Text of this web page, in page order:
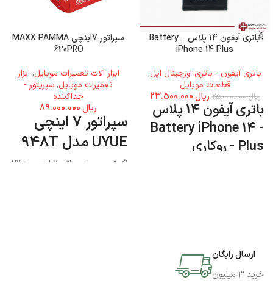
باتری آیفون 14 پلاس – Battery
iPhone 14 Plus
باتری آیفون - باتری اورجینال اپل,
قطعات موبایل
ریال25.000.000 ریال
باتری آیفون 14 پلاس
- Battery iPhone 14
Plus - روکاری
سپراتور 7اینچی MAXX PAMMA
620PRO
ابزار آلات تعمیرات موبایل, ابزار
تعمیرات موبایل,سپریتور -
جداکننده
ریال
سپراتور 7 اینچی
UYUE مدل 948T
اگر تصمیم به سپراتور 7 اینچی UYUE
ارسال رایگان
خرید 3 میلیون